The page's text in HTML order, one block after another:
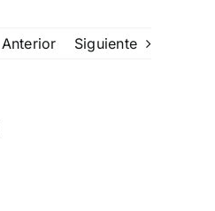
Anterior Siguiente